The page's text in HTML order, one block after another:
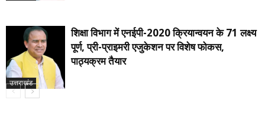
उत्तराखंड
शिक्षा विभाग में एनईपी-2020 क्रियान्वयन के 71 लक्ष्य
पूर्ण, प्री-प्राइमरी एजुकेशन पर विशेष फोकस,
पाठ्यक्रम तैयार